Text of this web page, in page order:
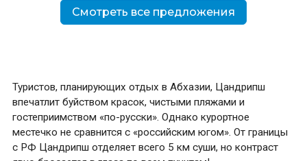
Смотреть все предложения
Туристов, планирующих отдых в Абхазии, Цандрипш
впечатлит буйством красок, чистыми пляжами и
гостеприимством «по-русски». Однако курортное
местечко не сравнится с «российским югом». От границы
с РФ Цандрипш отделяет всего 5 км суши, но контраст